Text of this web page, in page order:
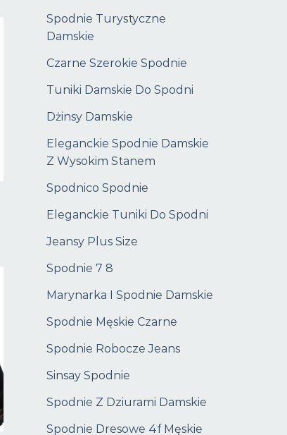
Spodnie Turystyczne
Damskie
Czarne Szerokie Spodnie
Tuniki Damskie Do Spodni
Dżinsy Damskie
Eleganckie Spodnie Damskie
Z Wysokim Stanem
Spodnico Spodnie
Eleganckie Tuniki Do Spodni
Jeansy Plus Size
Spodnie 7 8
Marynarka I Spodnie Damskie
Spodnie Męskie Czarne
Spodnie Robocze Jeans
Sinsay Spodnie
Spodnie Z Dziurami Damskie
Spodnie Dresowe 4f Męskie